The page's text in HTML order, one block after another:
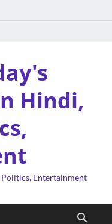
Hindi,
Politics, Entertainment